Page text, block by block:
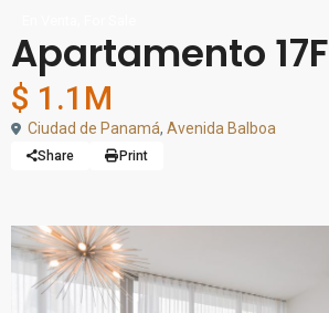
Apartamento 17F
$ 1.1M
Ciudad de Panamá, Avenida Balboa
Share Print